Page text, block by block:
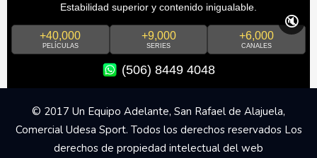
Estabilidad superior y contenido inigualable.
+40,000
PELÍCULAS
+9,000
SERIES
+6,000
CANALES
(506) 8449 4048
🔇
© 2017 Un Equipo Adelante, San Rafael de Alajuela,
Comercial Udesa Sport. Todos los derechos reservados Los
derechos de propiedad intelectual del web